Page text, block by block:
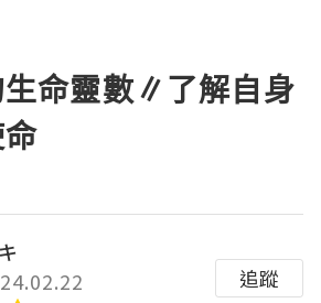
命靈數∥了解自身
追蹤